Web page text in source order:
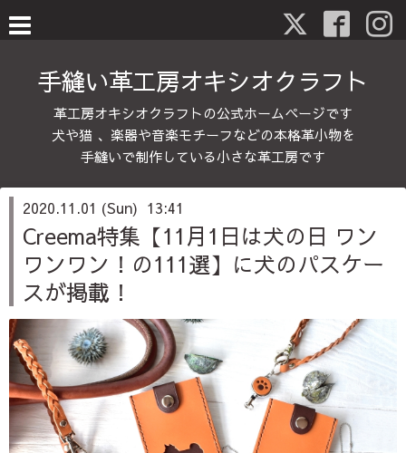
手縫い革工房オキシオクラフト
革工房オキシオクラフトの公式ホームページです
犬や猫 、楽器や音楽モチーフなどの本格革小物を
手縫いで制作している小さな革工房です
2020.11.01 (Sun) 13:41
Creema特集【11月1日は犬の日 ワン
ワンワン！の111選】に犬のパスケー
スが掲載！